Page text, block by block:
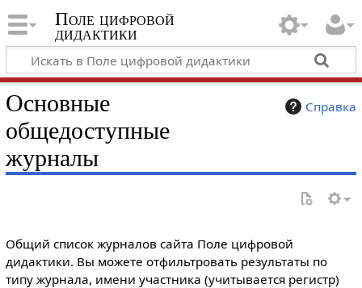
Поле цифровой
дидактики
Справка
Основные
общедоступные
журналы
Общий список журналов сайта Поле цифровой
дидактики. Вы можете отфильтровать результаты по
типу журнала, имени участника (учитывается регистр)